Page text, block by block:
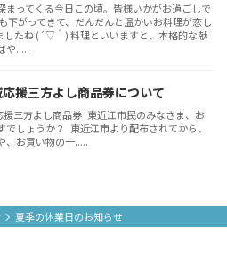
まってくる今日この頃。皆様いかがお過ごしで
下がってきて、だんだんと温かいお料理が恋し
したね (´▽｀) 料理といいますと、本格的な献
や.....
援三方よし商品券について
援三方よし商品券 東近江市民のみなさま、お
でしょうか？ 東近江市より配布されてから、
、お買い物の一.....
夏季の休業日のお知らせ